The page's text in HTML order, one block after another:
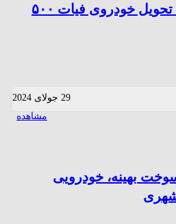
خودروی فیات ۵۰۰
29 جولای 2024
مشاهده
سوخت بهینه، خودرویی